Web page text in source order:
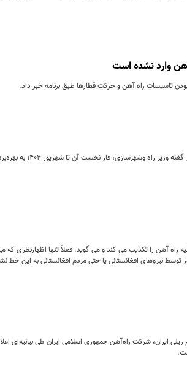
وارد نشده است
تاسیسات راه آهن و حرکت قطارها طبق برنامه خبر داد.
پروژه ساخت راه آهن میانه - اردبیل که گفته می‌شود عمر آن به حدود ۲۰
راه آهن را تکذیب می کند و می گوید: فعلاً تنها اظهارنظری که
نیروهای افغانستانی یا حتی مردم افغانستانی به این خط
ایران، شرکت راه‌آهن جمهوری اسلامی ایران طی بیانیه‌ای